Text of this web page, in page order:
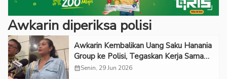
Awkarin diperiksa polisi
Awkarin Kembalikan Uang Saku Hanania
Group ke Polisi, Tegaskan Kerja Sama
Hanya Endorsement
calendar_monthSenin, 29 Jun 2026